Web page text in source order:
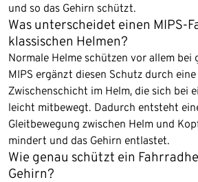
und so das Gehirn schützt.
Was unterscheidet einen MIPS-
klassischen Helmen?
Normale Helme schützen vor allem bei
MIPS ergänzt diesen Schutz durch
Zwischenschicht im Helm, die sich bei
leicht mitbewegt. Dadurch entsteht
Gleitbewegung zwischen Helm und
mindert und das Gehirn entlastet.
Wie genau schützt ein
Gehirn?